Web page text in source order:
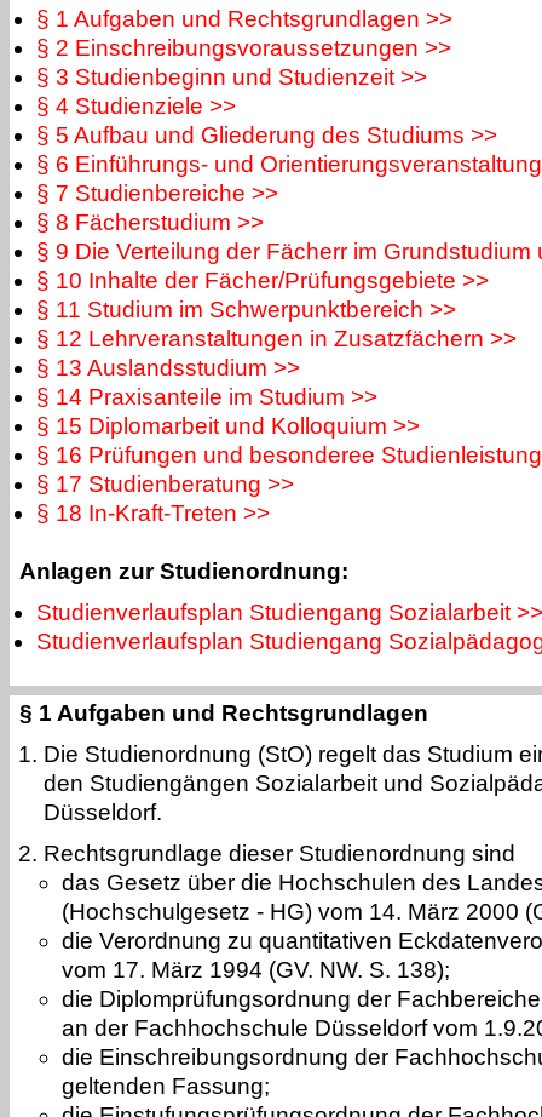
§ 1 Aufgaben und Rechtsgrundlagen >>
§ 2 Einschreibungsvoraussetzungen >>
§ 3 Studienbeginn und Studienzeit >>
§ 4 Studienziele >>
§ 5 Aufbau und Gliederung des Studiums >>
§ 6 Einführungs- und
§ 7 Studienbereiche >>
§ 8 Fächerstudium >>
§ 9 Die Verteilung der Fächerr im Grundstudium
§ 10 Inhalte der Fächer/Prüfungsgebiete >>
§ 11 Studium im Schwerpunktbereich >>
§ 12 Lehrveranstaltungen in Zusatzfächern >>
§ 13 Auslandsstudium >>
§ 14 Praxisanteile im Studium >>
§ 15 Diplomarbeit und Kolloquium >>
§ 16 Prüfungen und besonderee
§ 17 Studienberatung >>
§ 18 In-Kraft-Treten >>
Anlagen zur Studienordnung:
Studienverlaufsplan Studiengang Sozialarbeit
Studienverlaufsplan Studiengang
§ 1 Aufgaben und Rechtsgrundlagen
Die Studienordnung (StO) regelt das Studium
den Studiengängen Sozialarbeit und
Düsseldorf.
Rechtsgrundlage dieser Studienordnung sind
das Gesetz über die Hochschulen des
(Hochschulgesetz - HG) vom 14. März 2000
die Verordnung zu quantitativen
vom 17. März 1994 (GV. NW. S. 138);
die Diplomprüfungsordnung der
an der Fachhochschule Düsseldorf vom
die Einschreibungsordnung der
geltenden Fassung;